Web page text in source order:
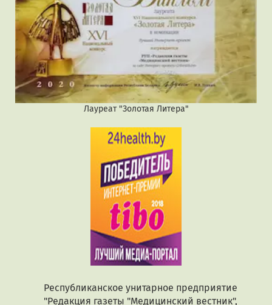
Лауреат "Золотая Литера"
Республиканское унитарное предприятие
"Редакция газеты "Медицинский вестник",